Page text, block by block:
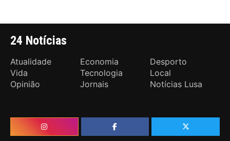
24 Notícias
Atualidade Economia
Desporto
Vida
Tecnologia
Local
Opinião
Jornais Notícias Lusa